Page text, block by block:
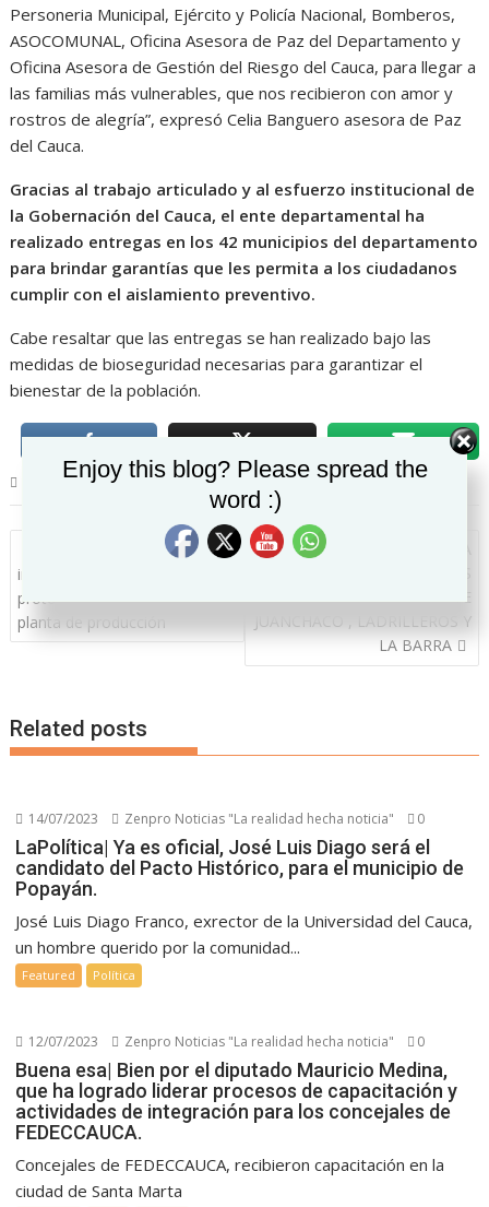
Personeria Municipal, Ejército y Policía Nacional, Bomberos,
ASOCOMUNAL, Oficina Asesora de Paz del Departamento y
Oficina Asesora de Gestión del Riesgo del Cauca, para llegar a
las familias más vulnerables, que nos recibieron con amor y
rostros de alegría”, expresó Celia Banguero asesora de Paz
del Cauca.
Gracias al trabajo articulado y al esfuerzo institucional de
la Gobernación del Cauca, el ente departamental ha
realizado entregas en los 42 municipios del departamento
para brindar garantías que les permita a los ciudadanos
cumplir con el aislamiento preventivo.
Cabe resaltar que las entregas se han realizado bajo las
medidas de bioseguridad necesarias para garantizar el
bienestar de la población.
Política
de
entradas
Industria Licorera del Cauca
implementó exigente
protocolo de bioseguridad en
planta de producción
ARMADA DE COLOMBIA
COMUNIDADES DE
JUANCHACO , LADRILLEROS Y
LA BARRA
Related posts
14/07/2023 Zenpro Noticias "La realidad hecha noticia" 0
LaPolítica| Ya es oficial, José Luis Diago será el
candidato del Pacto Histórico, para el municipio de
Popayán.
José Luis Diago Franco, exrector de la Universidad del Cauca,
un hombre querido por la comunidad...
Featured Política
12/07/2023 Zenpro Noticias "La realidad hecha noticia" 0
Buena esa| Bien por el diputado Mauricio Medina,
que ha logrado liderar procesos de capacitación y
actividades de integración para los concejales de
FEDECCAUCA.
Concejales de FEDECCAUCA, recibieron capacitación en la
ciudad de Santa Marta
Enjoy this blog? Please spread the
word :)
Set Youtube Channel ID